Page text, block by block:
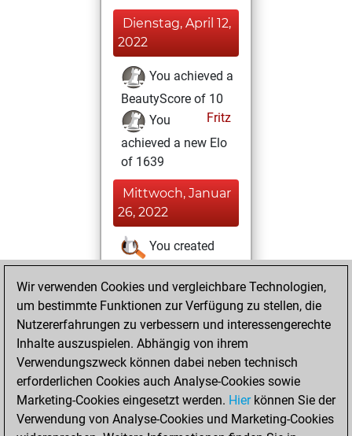
Dienstag, April 12,
2022
You achieved a
BeautyScore of 10
Fritz
You
achieved a new Elo
of 1639
Mittwoch, Januar
26, 2022
You created
your Studies account
Studies
Freitag,
März 19, 2021
You won
against Fritz
Fritz
Samstag, Februar
13, 2021
Wir verwenden Cookies und vergleichbare Technologien,
um bestimmte Funktionen zur Verfügung zu stellen, die
Nutzererfahrungen zu verbessern und interessengerechte
Inhalte auszuspielen. Abhängig von ihrem
Verwendungszweck können dabei neben technisch
erforderlichen Cookies auch Analyse-Cookies sowie
Marketing-Cookies eingesetzt werden. Hierkönnen Sie der
Verwendung von Analyse-Cookies und Marketing-Cookies